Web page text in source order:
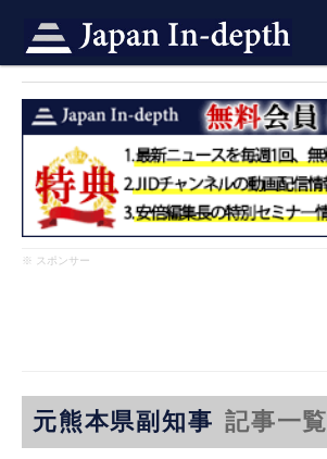
※ スポンサー
元熊本県副知事 記事一覧